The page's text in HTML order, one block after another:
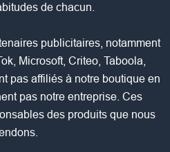
de chacun.
publicitaires, notamment
Microsoft, Criteo, Taboola,
pas affiliés à notre boutique en
pas notre entreprise. Ces
des produits que nous